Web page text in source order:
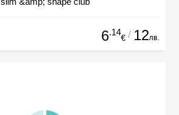
6.14
€ / 12лв.